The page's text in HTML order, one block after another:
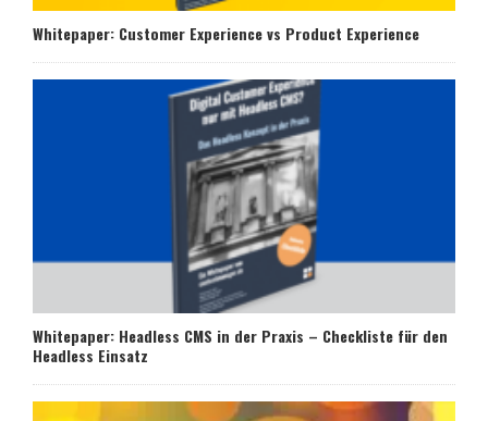
Whitepaper: Customer Experience vs Product Experience
Whitepaper: Headless CMS in der Praxis – Checkliste für den
Headless Einsatz